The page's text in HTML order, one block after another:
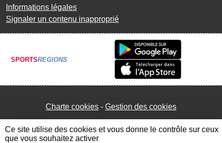
Informations légales
Signaler un contenu inapproprié
SPORTSREGIONS
Charte cookies Gestion des cookies
Ce site utilise des cookies et vous donne le contrôle sur ceux
que vous souhaitez activer